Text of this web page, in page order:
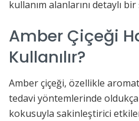
kullanım alanlarını detaylı
Amber Çiçeği
Kullanılır?
Amber çiçeği, özellikle
tedavi yöntemlerinde
kokusuyla sakinleştirici